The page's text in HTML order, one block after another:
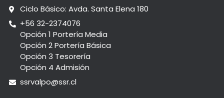
Ciclo Básico: Avda. Santa Elena 180
+56 32-2374076
Opción 1 Portería Media
Opción 2 Portería Básica
Opción 3 Tesorería
Opción 4 Admisión
ssrvalpo@ssr.cl